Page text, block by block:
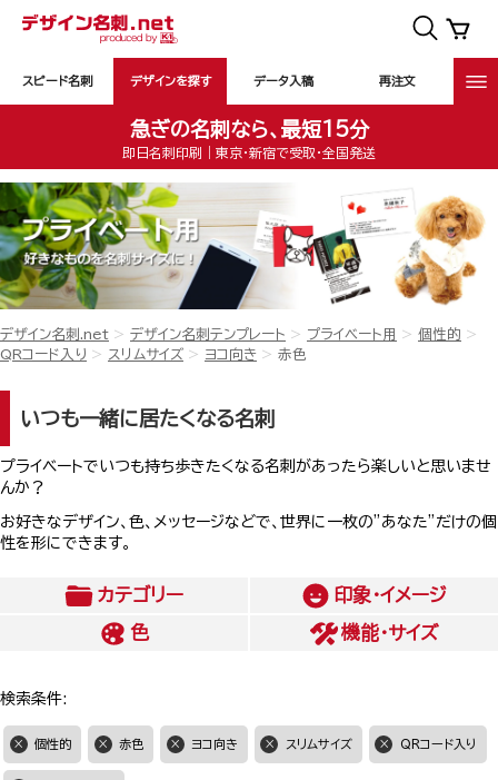
スピード名刺 デザインを探す データ入稿 再注文
急ぎの名刺なら、最短15分
即日名刺印刷｜東京・新宿で受取・全国発送
デザイン名刺.net デザイン名刺テンプレート プライベート用
個性的
QRコード入り
スリムサイズ ヨコ向き 赤色
いつも一緒に居たくなる名刺
プライベートでいつも持ち歩きたくなる名刺があったら楽しいと思いませ
んか？
お好きなデザイン、色、メッセージなどで、世界に一枚の”あなた”だけの個
性を形にできます。
カテゴリー
印象・イメージ
色
機能・サイズ
検索条件:
個性的 赤色 ヨコ向き スリムサイズ QRコード入り